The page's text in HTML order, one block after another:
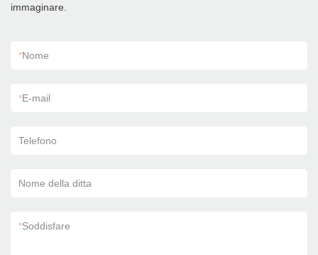
immaginare.
*Nome
*E-mail
Telefono
Nome della ditta
*Soddisfare